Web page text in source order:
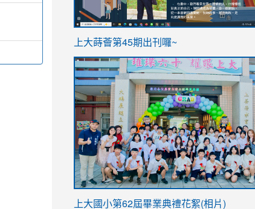
ink
https://sites.google.com/stes.tyc.edu.tw/
link
https://sites.google.com/stes.tyc.edu.tw/
上大蒔薈第45期出刊囉~
link
上大國小第62屆畢業典禮花絮(相片)